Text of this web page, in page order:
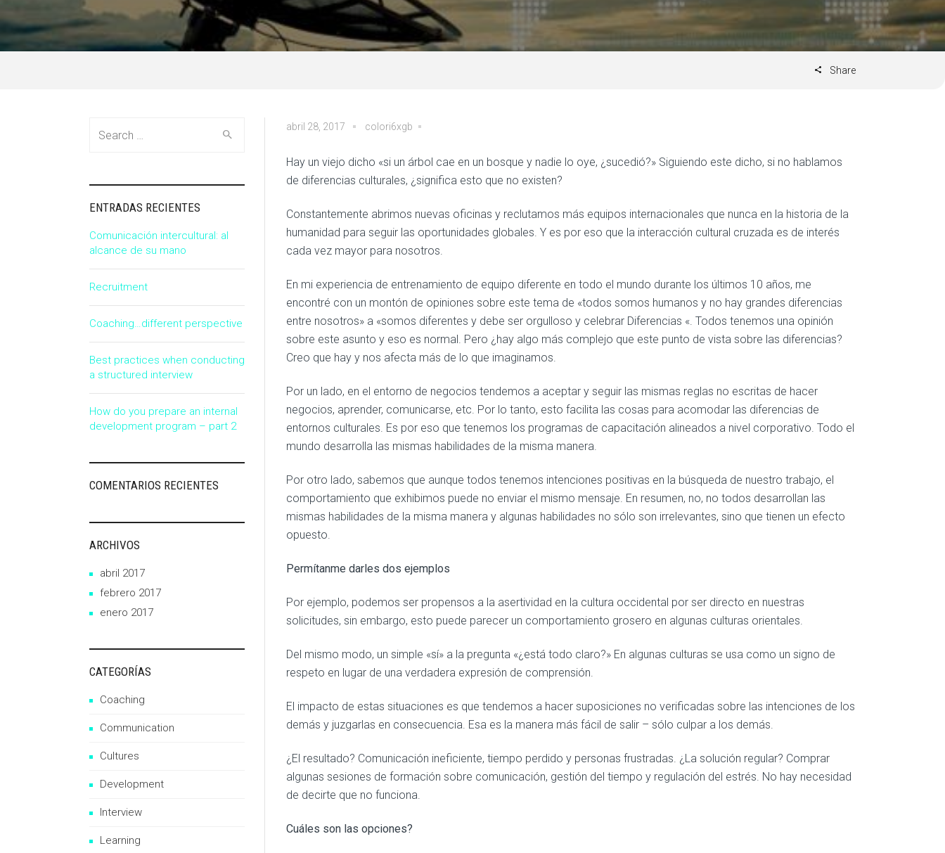
Share
abril 28, 2017 colori6xgb
Hay un viejo dicho «si un árbol cae en un bosque y nadie lo oye, ¿sucedió?» Siguiendo este dicho, si no hablamos
de diferencias culturales, ¿significa esto que no existen?
Constantemente abrimos nuevas oficinas y reclutamos más equipos internacionales que nunca en la historia de la
humanidad para seguir las oportunidades globales. Y es por eso que la interacción cultural cruzada es de interés
cada vez mayor para nosotros.
En mi experiencia de entrenamiento de equipo diferente en todo el mundo durante los últimos 10 años, me
encontré con un montón de opiniones sobre este tema de «todos somos humanos y no hay grandes diferencias
entre nosotros» a «somos diferentes y debe ser orgulloso y celebrar Diferencias «. Todos tenemos una opinión
sobre este asunto y eso es normal. Pero ¿hay algo más complejo que este punto de vista sobre las diferencias?
Creo que hay y nos afecta más de lo que imaginamos.
Por un lado, en el entorno de negocios tendemos a aceptar y seguir las mismas reglas no escritas de hacer
negocios, aprender, comunicarse, etc. Por lo tanto, esto facilita las cosas para acomodar las diferencias de
entornos culturales. Es por eso que tenemos los programas de capacitación alineados a nivel corporativo. Todo el
mundo desarrolla las mismas habilidades de la misma manera.
Por otro lado, sabemos que aunque todos tenemos intenciones positivas en la búsqueda de nuestro trabajo, el
comportamiento que exhibimos puede no enviar el mismo mensaje. En resumen, no, no todos desarrollan las
mismas habilidades de la misma manera y algunas habilidades no sólo son irrelevantes, sino que tienen un efecto
opuesto.
Permítanme darles dos ejemplos
Por ejemplo, podemos ser propensos a la asertividad en la cultura occidental por ser directo en nuestras
solicitudes, sin embargo, esto puede parecer un comportamiento grosero en algunas culturas orientales.
Del mismo modo, un simple «sí» a la pregunta «¿está todo claro?» En algunas culturas se usa como un signo de
respeto en lugar de una verdadera expresión de comprensión.
El impacto de estas situaciones es que tendemos a hacer suposiciones no verificadas sobre las intenciones de los
demás y juzgarlas en consecuencia. Esa es la manera más fácil de salir – sólo culpar a los demás.
¿El resultado? Comunicación ineficiente, tiempo perdido y personas frustradas. ¿La solución regular? Comprar
algunas sesiones de formación sobre comunicación, gestión del tiempo y regulación del estrés. No hay necesidad
de decirte que no funciona.
Cuáles son las opciones?
ENTRADAS RECIENTES
Comunicación intercultural: al
alcance de su mano
Recruitment
Coaching…different perspective
Best practices when conducting
a structured interview
How do you prepare an internal
development program – part 2
COMENTARIOS RECIENTES
ARCHIVOS
abril 2017
febrero 2017
enero 2017
CATEGORÍAS
Coaching
Communication
Cultures
Development
Interview
Learning